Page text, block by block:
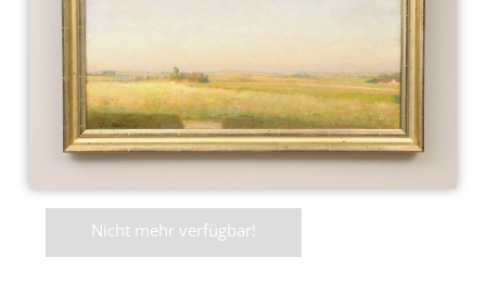
Nicht mehr verfügbar!